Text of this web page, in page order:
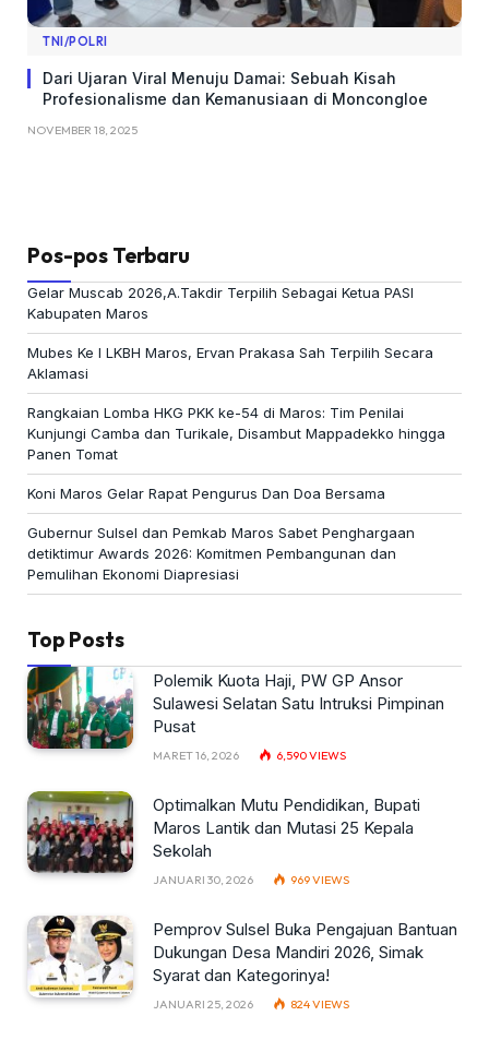
TNI/POLRI
Dari Ujaran Viral Menuju Damai: Sebuah Kisah
Profesionalisme dan Kemanusiaan di Moncongloe
NOVEMBER 18, 2025
Pos-pos Terbaru
Gelar Muscab 2026,A.Takdir Terpilih Sebagai Ketua PASI
Kabupaten Maros
Mubes Ke I LKBH Maros, Ervan Prakasa Sah Terpilih Secara
Aklamasi
Rangkaian Lomba HKG PKK ke-54 di Maros: Tim Penilai
Kunjungi Camba dan Turikale, Disambut Mappadekko hingga
Panen Tomat
Koni Maros Gelar Rapat Pengurus Dan Doa Bersama
Gubernur Sulsel dan Pemkab Maros Sabet Penghargaan
detiktimur Awards 2026: Komitmen Pembangunan dan
Pemulihan Ekonomi Diapresiasi
Top Posts
Polemik Kuota Haji, PW GP Ansor
Sulawesi Selatan Satu Intruksi Pimpinan
Pusat
MARET 16, 2026 6,590VIEWS
Optimalkan Mutu Pendidikan, Bupati
Maros Lantik dan Mutasi 25 Kepala
Sekolah
JANUARI 30, 2026 969VIEWS
Pemprov Sulsel Buka Pengajuan Bantuan
Dukungan Desa Mandiri 2026, Simak
Syarat dan Kategorinya!
JANUARI 25, 2026 824VIEWS